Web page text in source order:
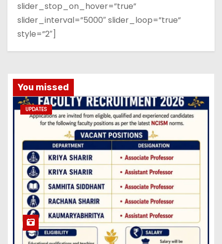
slider_stop_on_hover=”true”
slider_interval=”5000″ slider_loop=”true”
style=”2″]
You missed
UPDATES